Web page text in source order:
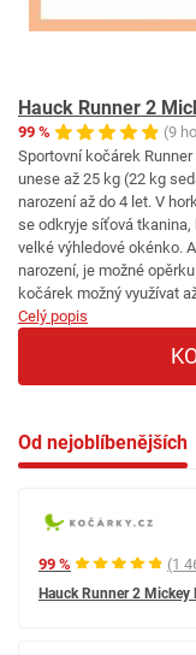
Hauck Runner 2
99 %
(9
Sportovní kočárek
unese až 25 kg (22 kg
narození až do 4 let. V
se odkryje síťová
velké výhledové okénko.
narození, je možné
kočárek možný využívat
Celý popis
Od nejoblíbenějších
99 % (1
Hauck Runner 2 Mickey